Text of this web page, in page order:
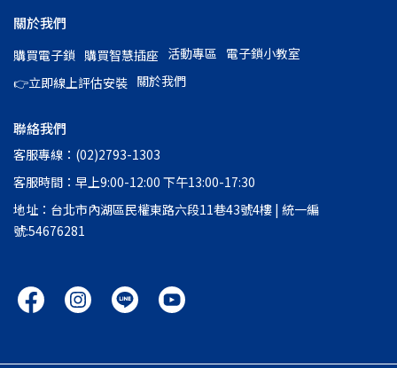
關於我們
購買電子鎖 購買智慧插座 活動專區 電子鎖小教室
👉立即線上評估安裝 關於我們
聯絡我們
客服專線：(02)2793-1303
客服時間：早上9:00-12:00 下午13:00-17:30
地址：台北市內湖區民權東路六段11巷43號4樓 | 統一編
號:54676281